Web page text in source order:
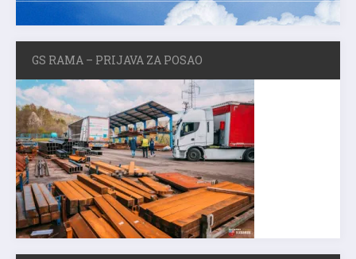
GS RAMA – PRIJAVA ZA POSAO